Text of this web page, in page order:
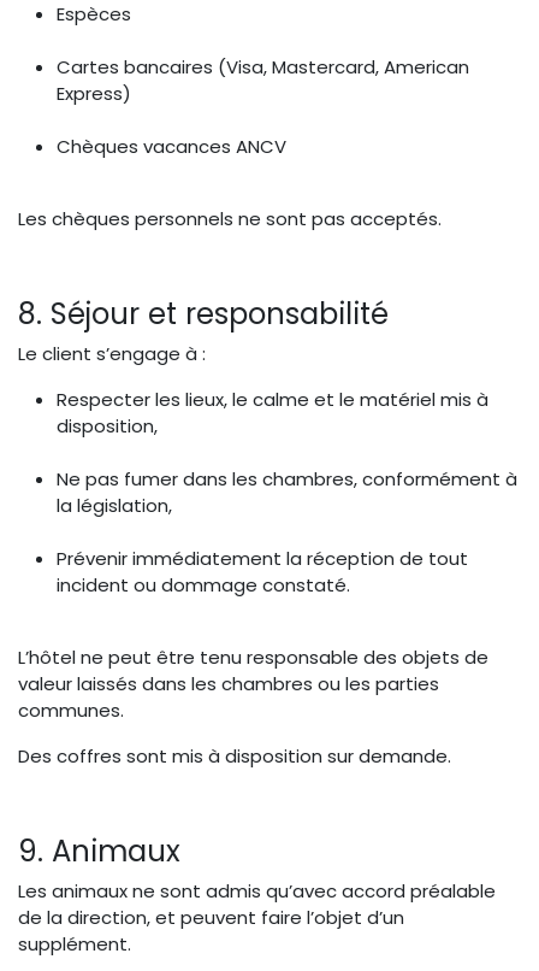
Espèces
Cartes bancaires (Visa, Mastercard, American
Express)
Chèques vacances ANCV
Les chèques personnels ne sont pas acceptés.
8. Séjour et responsabilité
Le client s’engage à :
Respecter les lieux, le calme et le matériel mis à
disposition,
Ne pas fumer dans les chambres, conformément à
la législation,
Prévenir immédiatement la réception de tout
incident ou dommage constaté.
L’hôtel ne peut être tenu responsable des objets de
valeur laissés dans les chambres ou les parties
communes.
Des coffres sont mis à disposition sur demande.
9. Animaux
Les animaux ne sont admis qu’avec accord préalable
de la direction, et peuvent faire l’objet d’un
supplément.